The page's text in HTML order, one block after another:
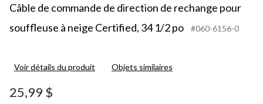
Câble de commande de direction de rechange pour
souffleuse à neige Certified, 34 1/2 po
#060-6156-0
Voir détails du produit Objets similaires
25,99 $